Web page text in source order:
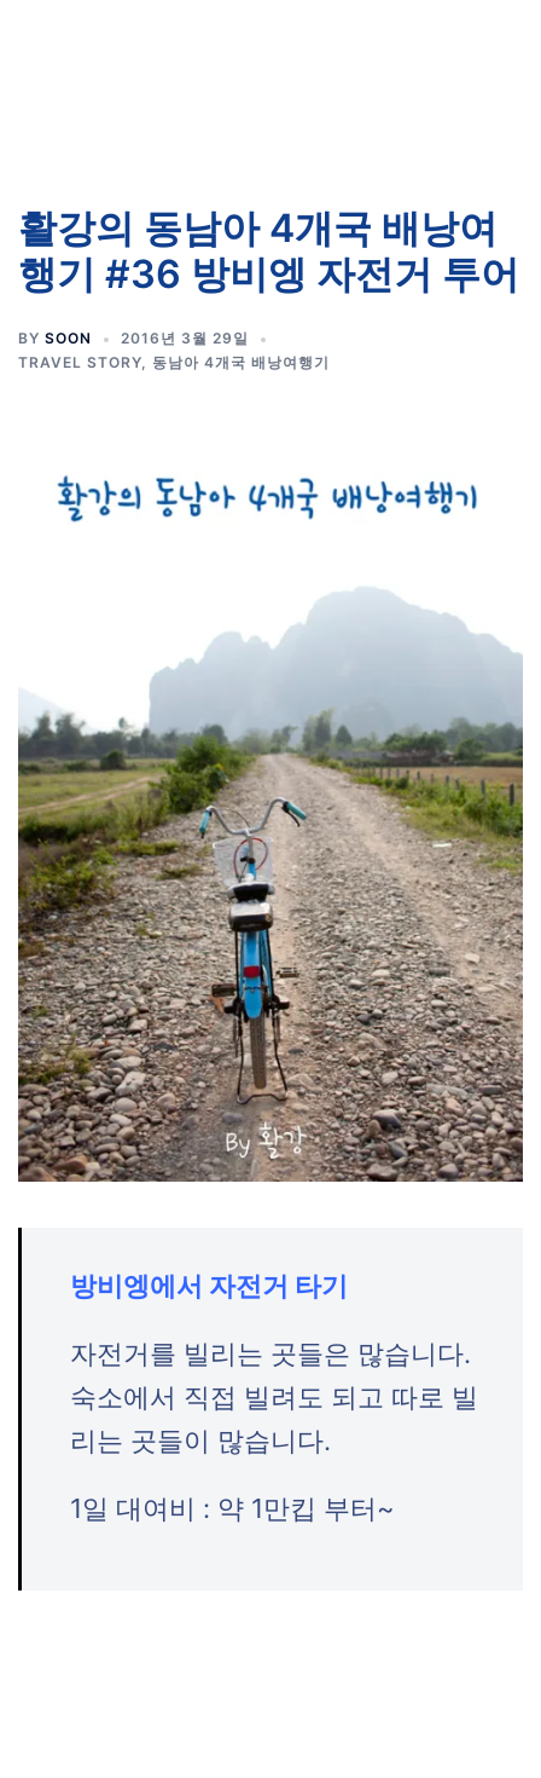
활강의 동남아 4개국 배낭여
행기 #36 방비엥 자전거 투어
BY SOON
2016년 3월 29일
TRAVEL STORY, 동남아 4개국 배낭여행기
방비엥에서 자전거 타기
자전거를 빌리는 곳들은 많습니다.
숙소에서 직접 빌려도 되고 따로 빌
리는 곳들이 많습니다.
1일 대여비 : 약 1만킵 부터~